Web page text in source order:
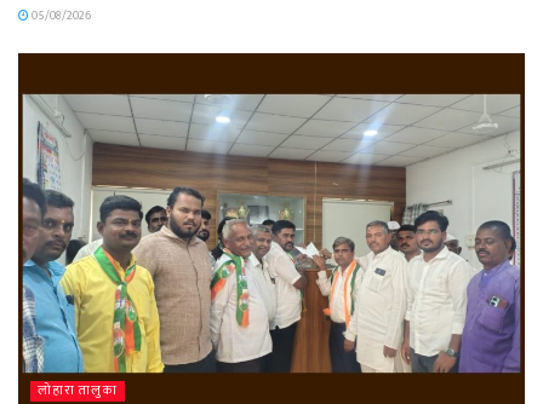
05/08/2026
लोहारा तालुका